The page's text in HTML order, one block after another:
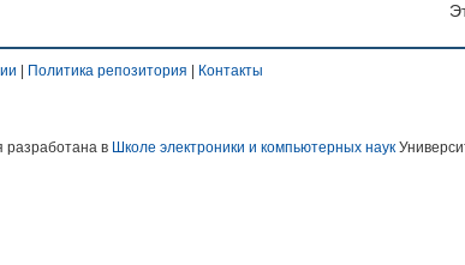
Политика репозитория Контакты
разработана в Школе электроники и компьютерных наук